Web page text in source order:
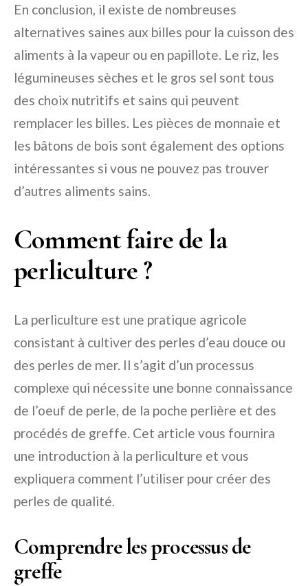
En conclusion, il existe de nombreuses
alternatives saines aux billes pour la cuisson des
aliments à la vapeur ou en papillote. Le riz, les
légumineuses sèches et le gros sel sont tous
des choix nutritifs et sains qui peuvent
remplacer les billes. Les pièces de monnaie et
les bâtons de bois sont également des options
intéressantes si vous ne pouvez pas trouver
d’autres aliments sains.
Comment faire de la
perliculture ?
La perliculture est une pratique agricole
consistant à cultiver des perles d’eau douce ou
des perles de mer. Il s’agit d’un processus
complexe qui nécessite une bonne connaissance
de l’oeuf de perle, de la poche perlière et des
procédés de greffe. Cet article vous fournira
une introduction à la perliculture et vous
expliquera comment l’utiliser pour créer des
perles de qualité.
Comprendre les processus de
greffe